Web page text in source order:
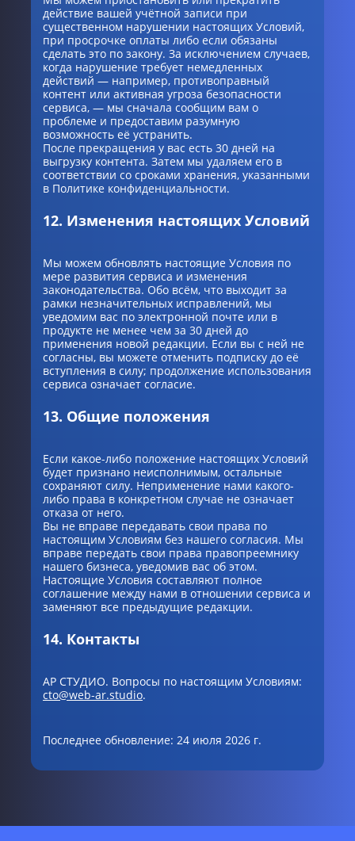
действие вашей учётной записи при
существенном нарушении настоящих Условий,
при просрочке оплаты либо если обязаны
сделать это по закону. За исключением случаев,
когда нарушение требует немедленных
действий — например, противоправный
контент или активная угроза безопасности
сервиса, — мы сначала сообщим вам о
проблеме и предоставим разумную
возможность её устранить.
После прекращения у вас есть 30 дней на
выгрузку контента. Затем мы удаляем его в
соответствии со сроками хранения, указанными
в Политике конфиденциальности.
12. Изменения настоящих Условий
Мы можем обновлять настоящие Условия по
мере развития сервиса и изменения
законодательства. Обо всём, что выходит за
рамки незначительных исправлений, мы
уведомим вас по электронной почте или в
продукте не менее чем за 30 дней до
применения новой редакции. Если вы с ней не
согласны, вы можете отменить подписку до её
вступления в силу; продолжение использования
сервиса означает согласие.
13. Общие положения
Если какое-либо положение настоящих Условий
будет признано неисполнимым, остальные
сохраняют силу. Неприменение нами какого-
либо права в конкретном случае не означает
отказа от него.
Вы не вправе передавать свои права по
настоящим Условиям без нашего согласия. Мы
вправе передать свои права правопреемнику
нашего бизнеса, уведомив вас об этом.
Настоящие Условия составляют полное
соглашение между нами в отношении сервиса и
заменяют все предыдущие редакции.
14. Контакты
АР СТУДИО. Вопросы по настоящим Условиям:
cto@web-ar.studio.
Последнее обновление: 24 июля 2026 г.